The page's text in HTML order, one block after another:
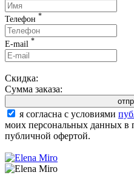
Телефон *
E-mail *
Скидка:
Сумма заказа:
я согласна с условиями
моих персональных данных в
публичной офертой.